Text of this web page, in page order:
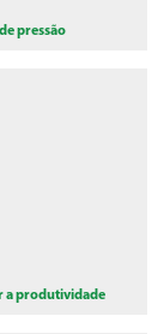
pressão
a produtividade